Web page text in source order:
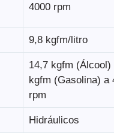
4000 rpm
9,8 kgfm/litro
14,7 kgfm (Álcool)
kgfm (Gasolina) a
rpm
Hidráulicos